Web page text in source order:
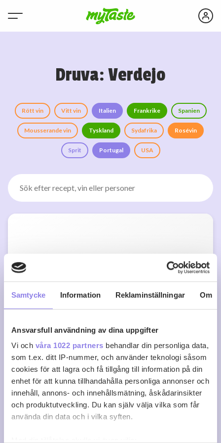
Samtycke Information Reklaminställningar Om
Ansvarsfull användning av dina uppgifter
Vi och våra 1022 partners behandlar din personliga data,
som t.ex. ditt IP-nummer, och använder teknologi såsom
cookies för att lagra och få tillgång till information på din
enhet för att kunna tillhandahålla personliga annonser och
innehåll, annons- och innehållsmätning, åskådarinsikter
och produktutveckling. Du kan själv välja vilka som får
använda din data och i vilka syften.
Druva: Verdejo
Rött vin Vitt vin Italien Frankrike Spanien
Mousserande vin Tyskland Sydafrika Rosévin
Sprit Portugal USA
Girasol Verdejo Organic
köp 79 kr